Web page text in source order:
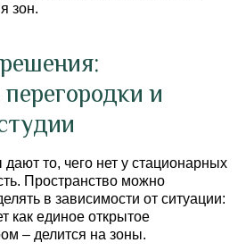
зон.
и
то, чего нет у стационарных
Пространство можно
в зависимости от ситуации:
как единое открытое
– делится на зоны.